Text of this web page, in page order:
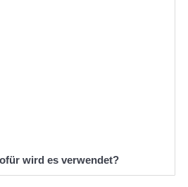
wird es verwendet?